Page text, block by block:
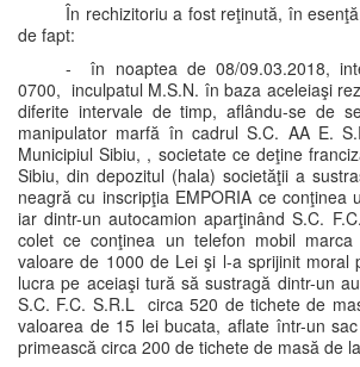
În rechizitoriu a fost reţinută, în
de fapt:
- în noaptea de 08/09.03.2018,
0700, inculpatul M.S.N. în baza aceleiaşi
diferite intervale de timp, aflându-se de
manipulator marfă în cadrul S.C. AA E.
Municipiul Sibiu, , societate ce deţine
Sibiu, din depozitul (hala) societăţii a
neagră cu inscripţia EMPORIA ce conţinea
iar dintr-un autocamion aparţinând S.C.
colet ce conţinea un telefon mobil
valoare de 1000 de Lei şi l-a sprijinit moral
lucra pe aceiaşi tură să sustragă dintr-un
S.C. F.C. S.R.L circa 520 de tichete de
valoarea de 15 lei bucata, aflate într-un
primească circa 200 de tichete de masă de